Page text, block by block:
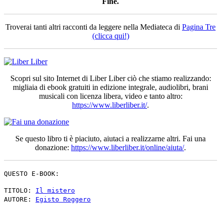
Troverai tanti altri racconti da leggere nella Mediateca di Pagina Tre
(clicca qui!)
Scopri sul sito Internet di Liber Liber ciò che stiamo realizzando:
migliaia di ebook gratuiti in edizione integrale, audiolibri, brani
musicali con licenza libera, video e tanto altro:
https://www.liberliber.it/.
Se questo libro ti è piaciuto, aiutaci a realizzarne altri. Fai una
donazione: https://www.liberliber.it/online/aiuta/.
QUESTO E-BOOK:
TITOLO: Il mistero
AUTORE: Egisto Roggero